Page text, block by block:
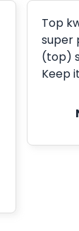
Top
super
(top)
Keep